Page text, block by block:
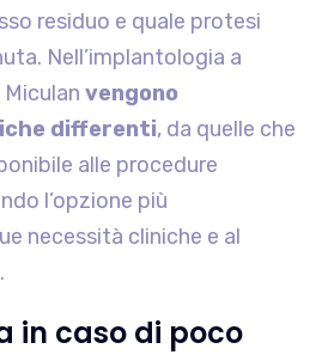
residuo e quale protesi
Nell’implantologia a
vengono
differenti, da quelle che
alle procedure
l’opzione più
necessità cliniche e al
in caso di poco